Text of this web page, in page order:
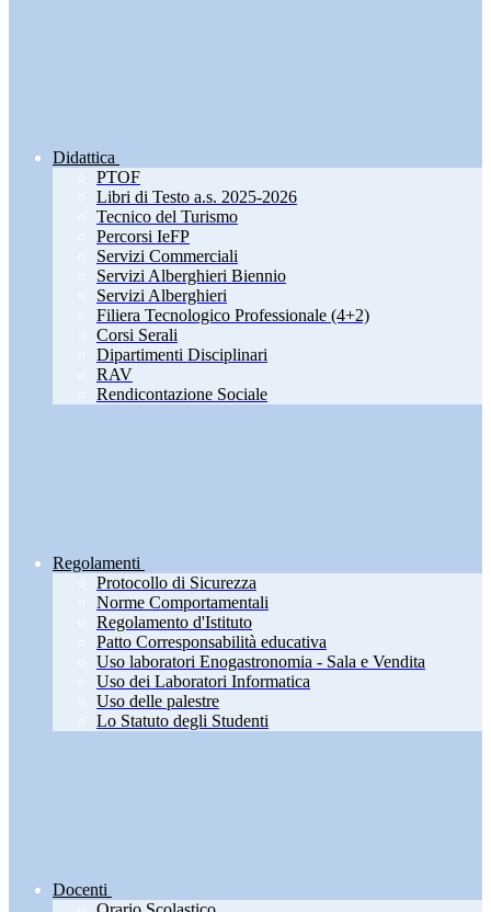
Didattica
PTOF
Libri di Testo a.s. 2025-2026
Tecnico del Turismo
Percorsi IeFP
Servizi Commerciali
Servizi Alberghieri Biennio
Servizi Alberghieri
Filiera Tecnologico Professionale (4+2)
Corsi Serali
Dipartimenti Disciplinari
RAV
Rendicontazione Sociale
Regolamenti
Protocollo di Sicurezza
Norme Comportamentali
Regolamento d'Istituto
Patto Corresponsabilità educativa
Uso laboratori Enogastronomia - Sala e Vendita
Uso dei Laboratori Informatica
Uso delle palestre
Lo Statuto degli Studenti
Docenti